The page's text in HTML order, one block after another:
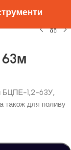
БЦПЕ-1,2-63У,
також для поливу